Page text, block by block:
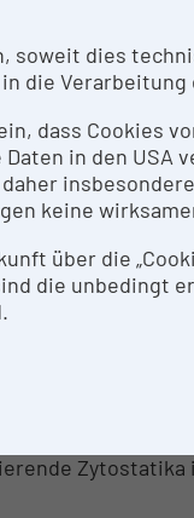
excimer laser
in Gewebe-
von ca. 1 µm
biologische
in
Zytostatika
soweit dies
die
dass
Daten in den
keine
über die
die